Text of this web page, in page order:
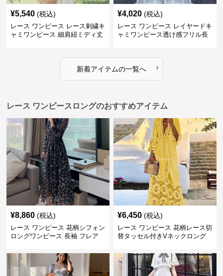
¥5,540 (税込)
レース ワンピース レース刺繍キ
ャミワンピース 細肩紐ミディ丈
¥4,020 (税込)
レース ワンピース レイヤードキ
ャミワンピース透け感フリル長
新着アイテムの一覧へ ›
レース ワンピースロングのおすすめアイテム
¥8,860 (税込)
レース ワンピース 花柄シフォン
ロングワンピース 長袖 フレア
¥6,450 (税込)
レース ワンピース 花柄レース切
替タッセル付きVネックロング